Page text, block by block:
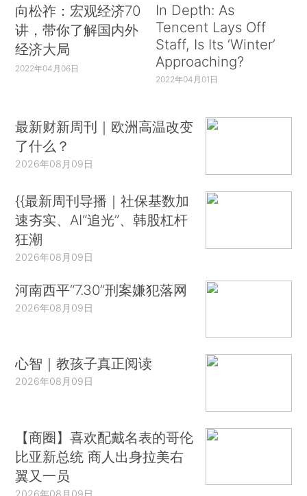
向松祚：宏观经济70
讲，带你了解国内外
经济大局
2022年04月06日
In Depth: As
Tencent Lays Off
Staff, Is Its ‘Winter’
Approaching?
2022年04月01日
最新财新周刊｜欧洲高温改变
了什么？
2026年08月09日
{{最新周刊导播｜社保基数加
速夯实、AI“追光”、韩股杠杆
狂潮
2026年08月09日
河南西平“7.30”刑案嫌犯落网
2026年08月09日
心智｜教孩子真正阅读
2026年08月09日
【商圈】喜欢配戴名表的哥伦
比亚新总统 商人出身拉美右
翼又一员
2026年08月09日